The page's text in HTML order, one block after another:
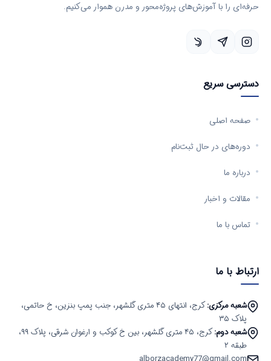
حرفه‌ای را با آموزش‌های پروژه‌محور و مدرن هموار می‌کنیم.
دسترسی سریع
صفحه اصلی
دوره‌های در حال ثبت‌نام
درباره ما
مقالات و اخبار
تماس با ما
ارتباط با ما
شعبه مرکزی:
کرج، انتهای ۴۵ متری گلشهر، جنب پمپ بنزین، خ حاتمی،
پلاک ۳۵
شعبه دوم:
کرج، ۴۵ متری گلشهر، بین خ کوکب و ارغوان شرقی، پلاک ۹۹،
طبقه ۲